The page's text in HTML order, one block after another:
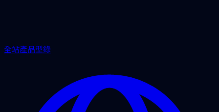
全站產品型錄